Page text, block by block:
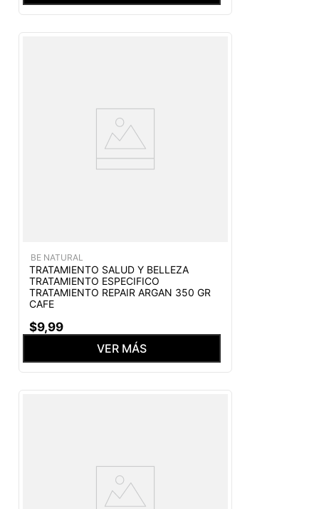
BE NATURAL
TRATAMIENTO SALUD Y BELLEZA
TRATAMIENTO ESPECIFICO
TRATAMIENTO REPAIR ARGAN 350 GR
CAFE
$9,99
VER MÁS